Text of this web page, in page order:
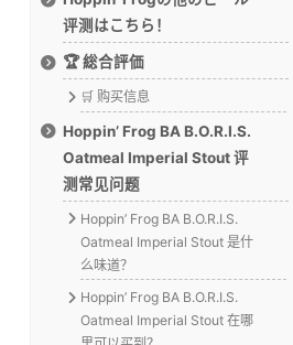
评测はこちら！
🏆 総合評価
🛒 购买信息
Hoppin’ Frog BA B.O.R.I.S.
Oatmeal Imperial Stout 评
测常见问题
Hoppin’ Frog BA B.O.R.I.S.
Oatmeal Imperial Stout 是什
么味道？
Hoppin’ Frog BA B.O.R.I.S.
Oatmeal Imperial Stout 在哪